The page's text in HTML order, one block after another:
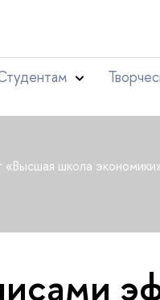
«Высшая школа